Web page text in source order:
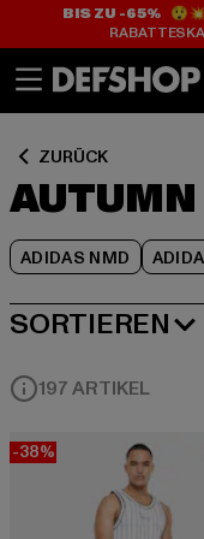
BIS ZU -65%😲💥
ZURÜCK
ADIDAS NMD
SORTIEREN
BELIEBTESTE
197 ARTIKEL
-38%